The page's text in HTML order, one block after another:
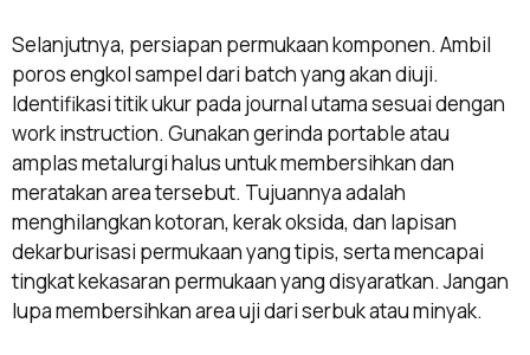
Selanjutnya, persiapan permukaan komponen. Ambil
poros engkol sampel dari batch yang akan diuji.
Identifikasi titik ukur pada journal utama sesuai dengan
work instruction. Gunakan gerinda portable atau
amplas metalurgi halus untuk membersihkan dan
meratakan area tersebut. Tujuannya adalah
menghilangkan kotoran, kerak oksida, dan lapisan
dekarburisasi permukaan yang tipis, serta mencapai
tingkat kekasaran permukaan yang disyaratkan. Jangan
lupa membersihkan area uji dari serbuk atau minyak.